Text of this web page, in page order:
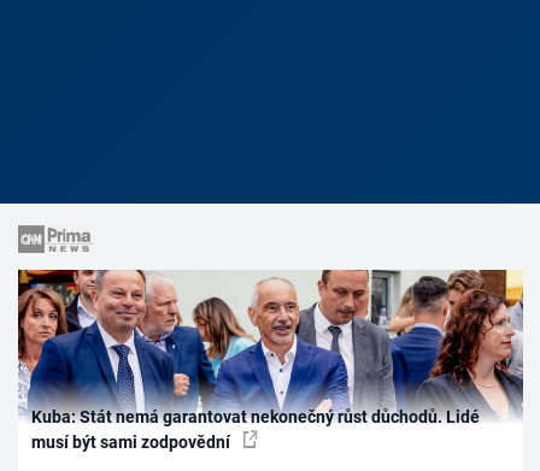
Kuba: Stát nemá garantovat nekonečný růst důchodů. Lidé
musí být sami zodpovědní